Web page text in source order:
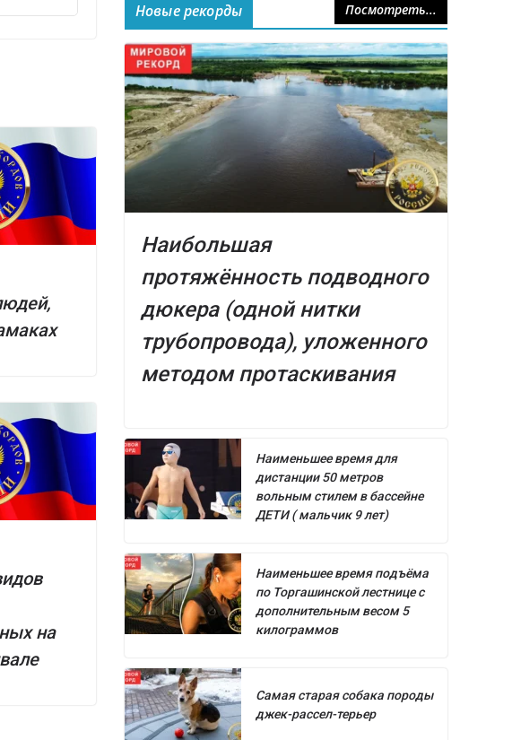
на
Новые рекорды Посмотреть...
Наибольшая
протяжённость подводного
дюкера (одной нитки
трубопровода), уложенного
методом протаскивания
Наименьшее время для
дистанции 50 метров
вольным стилем в бассейне
ДЕТИ ( мальчик 9 лет)
Наименьшее время подъёма
по Торгашинской лестнице с
дополнительным весом 5
килограммов
Самая старая собака породы
джек-рассел-терьер